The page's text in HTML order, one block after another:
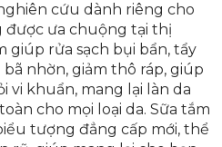
cứu dành riêng cho
được ưa chuộng tại thị
giúp rửa sạch bụi bẩn, tẩy
nhờn, giảm thô ráp, giúp
vi khuẩn, mang lại làn da
cho mọi loại da. Sữa tắm
tượng đẳng cấp mới, thể
THÀNH